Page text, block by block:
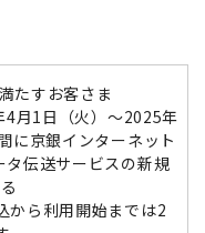
たすお客さま
4月1日（火）～2025年
に京銀インターネット
タ伝送サービスの新規
ら利用開始までは2